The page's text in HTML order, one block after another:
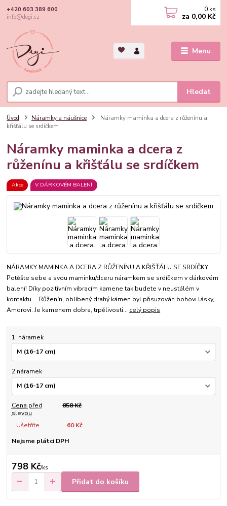
Menu
Hledat
+420 603 389 600
info@degi.cz
0 ks
za 0,00 Kč
Úvod Náramky a náušnice
Náramky maminka a dcera z růženínu a
křišťálu se srdíčkem
Náramky maminka a dcera z
růženínu a křišťálu se srdíčkem
Akce V DÁRKOVÉM BALENÍ
NÁRAMKY MAMINKA A DCERA Z RŮŽENÍNU A KŘIŠŤÁLU SE SRDÍČKY
Potěšte sebe a svou maminku/dceru náramkem se srdíčkem v dárkovém
balení! Díky pozitivním vibracím kamene tak budete v neustálém v
kontaktu. Růženín, oblíbený drahý kámen byl přisuzován bohovi lásky,
Amorovi. Je kamenem dobra, trpělivosti... celý popis
1. náramek
2.náramek
Cena před
slevou
858 Kč
Ušetříte
60 Kč
Nejsme plátci DPH
798 Kč/ks
Přidat do košíku